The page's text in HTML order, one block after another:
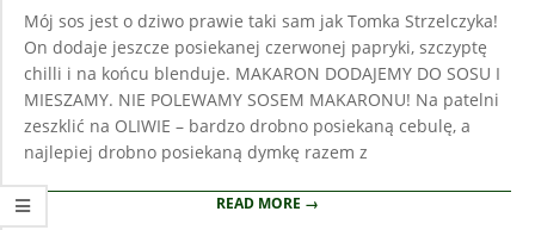
Mój sos jest o dziwo prawie taki sam jak Tomka Strzelczyka!
On dodaje jeszcze posiekanej czerwonej papryki, szczyptę
chilli i na końcu blenduje. MAKARON DODAJEMY DO SOSU I
MIESZAMY. NIE POLEWAMY SOSEM MAKARONU! Na patelni
zeszklić na OLIWIE – bardzo drobno posiekaną cebulę, a
najlepiej drobno posiekaną dymkę razem z
READ MORE →